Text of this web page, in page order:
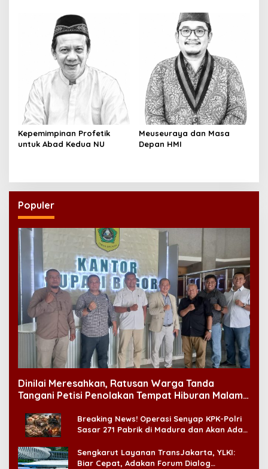
Kepemimpinan Profetik
untuk Abad Kedua NU
Meuseuraya dan Masa
Depan HMI
Populer
Dinilai Meresahkan, Ratusan Warga Tanda
Tangani Petisi Penolakan Tempat Hiburan Malam
Breaking News! Operasi Senyap KPK-Polri
Sasar 271 Pabrik di Madura dan Akan Ada
Sengkarut Layanan TransJakarta, YLKI:
Biar Cepat, Adakan Forum Dialog